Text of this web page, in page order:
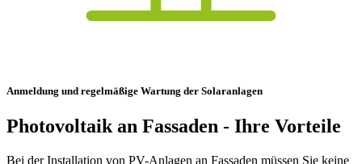
Anmeldung und regelmäßige Wartung der Solaranlagen
Photovoltaik an Fassaden - Ihre Vorteile
Bei der Installation von PV-Anlagen an Fassaden müssen Sie keine